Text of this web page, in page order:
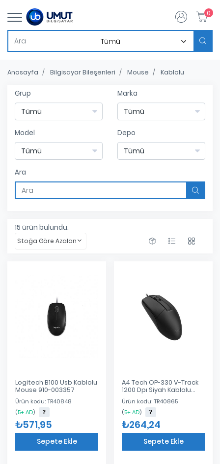
0
Anasayfa Bilgisayar Bileşenleri Mouse Kablolu
Grup Marka
Model Depo
Ara
15 ürün bulundu.
Stoğa Göre Azalan
Logitech B100 Usb Kablolu
Mouse 910-003357
Ürün kodu: TR40848
(5+ AD)
₺571,95
Sepete Ekle
A4 Tech OP-330 V-Track
1200 Dpı Siyah Kablolu
Mouse
Ürün kodu: TR40865
(5+ AD)
₺264,24
Sepete Ekle